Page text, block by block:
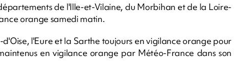
de l'Ille-et-Vilaine, du Morbihan et de la Loire-
orange samedi matin.
d'Oise, l'Eure et la Sarthe toujours en vigilance orange pour
en vigilance orange par Météo-France dans son